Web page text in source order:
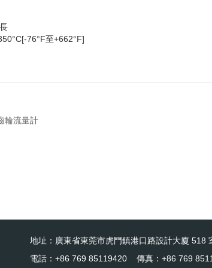
76°F至+662°F]
輪流量計
地址：廣東省東莞市虎門鎮港口路設計大廈 518
電話：+86 769 85119420 傳真：+86 769